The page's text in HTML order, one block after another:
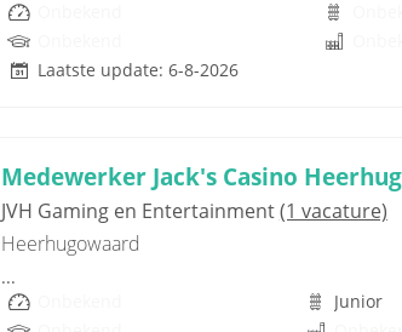
Laatste update: 6-8-2026
Medewerker Jack's Casino
JVH Gaming en Entertainment(1 vacature)
Heerhugowaard
...
Junior